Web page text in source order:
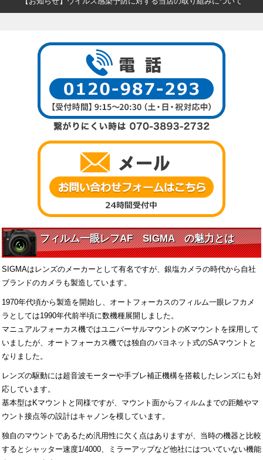
フィルム一眼レフAF SIGMA の魅力とは
SIGMAはレンズのメーカーとして有名ですが、銀塩カメラの時代から自社
ブランドのカメラも製造しています。
1970年代頃から製造を開始し、オートフォーカスのフィルム一眼レフカメ
ラとしては1990年代前半頃に数機種展開しました。
マニュアルフォーカス機ではユニバーサルマウントのKマウントを採用して
いましたが、オートフォーカス機では独自のバヨネット式のSAマウントと
なりました。
レンズの駆動には超音波モーターや手ブレ補正機構を搭載したレンズにも対
応しています。
基本型はKマウントと同様ですが、マウント面からフィルムまでの距離やマ
ウント接点等の設計はキャノンを模しています。
独自のマウントであるため汎用性に欠く点はありますが、当時の機器と比較
するとシャッター速度1/4000、ミラーアップなど他社にはついていない機能